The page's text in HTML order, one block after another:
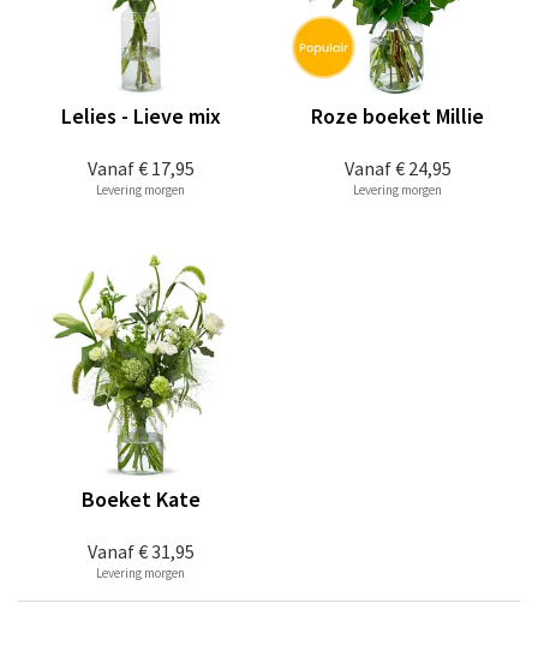
Vanaf€ 17,95
Lelies - Lieve mix
Levering morgen
Vanaf€ 24,95
Roze boeket Millie
Levering morgen
Vanaf€ 31,95
Boeket Kate
Levering morgen